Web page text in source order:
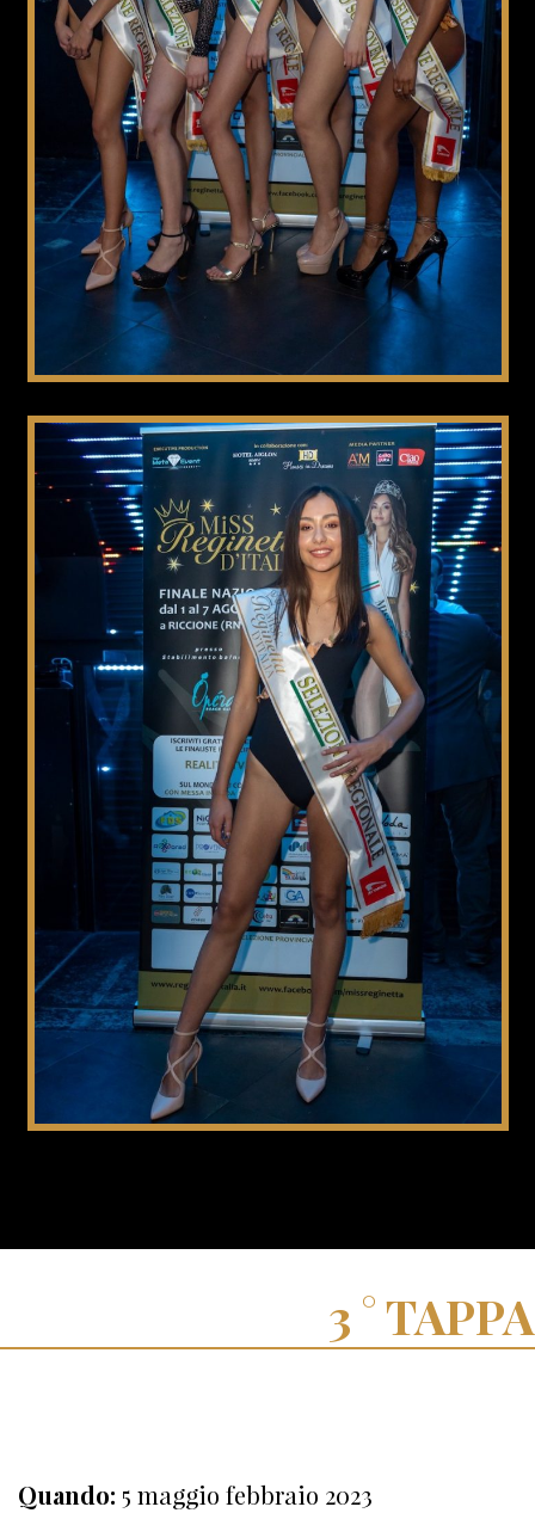
TAPPA
Quando: 5 maggio febbraio 2023